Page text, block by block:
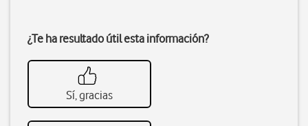
¿Te ha resultado útil esta información?
Sí, gracias